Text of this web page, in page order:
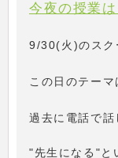
今夜の授業
9/30(火)のスク
この日のテーマ
過去に電話で話
"先生になる"と